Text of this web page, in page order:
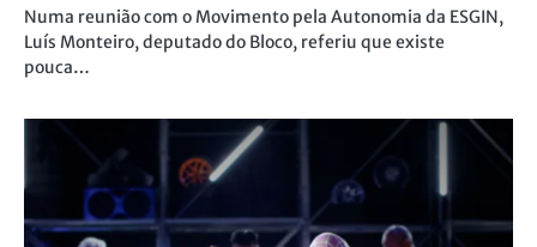
Numa reunião com o Movimento pela Autonomia da ESGIN,
Luís Monteiro, deputado do Bloco, referiu que existe
pouca…